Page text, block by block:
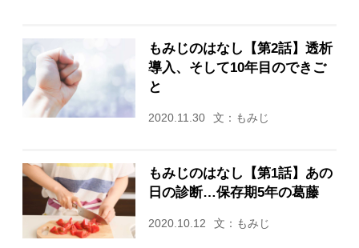
もみじのはなし【第2話】透析
導入、そして10年目のできご
と
2020.11.30 文：もみじ
もみじのはなし【第1話】あの
日の診断…保存期5年の葛藤
2020.10.12 文：もみじ